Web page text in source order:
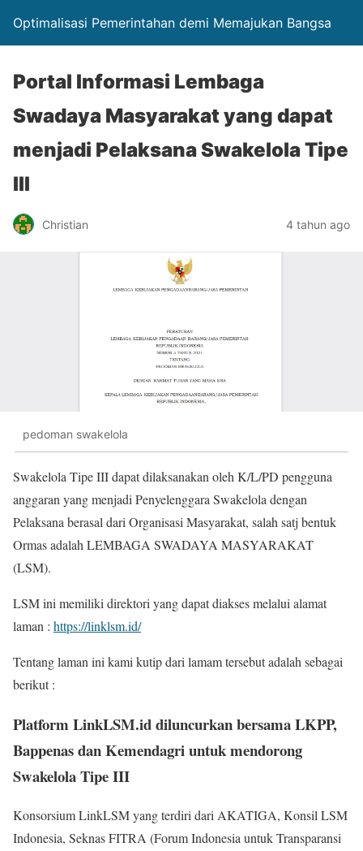
Optimalisasi Pemerintahan demi Memajukan Bangsa
Portal Informasi Lembaga
Swadaya Masyarakat yang dapat
menjadi Pelaksana Swakelola Tipe
III
Christian 4 tahun ago
pedoman swakelola
Swakelola Tipe III dapat dilaksanakan oleh K/L/PD pengguna
anggaran yang menjadi Penyelenggara Swakelola dengan
Pelaksana berasal dari Organisasi Masyarakat, salah satj bentuk
Ormas adalah LEMBAGA SWADAYA MASYARAKAT
(LSM).
LSM ini memiliki direktori yang dapat diakses melalui alamat
laman : https://linklsm.id/
Tentang laman ini kami kutip dari lamam tersebut adalah sebagai
berikut :
Platform LinkLSM.id diluncurkan bersama LKPP,
Bappenas dan Kemendagri untuk mendorong
Swakelola Tipe III
Konsorsium LinkLSM yang terdiri dari AKATIGA, Konsil LSM
Indonesia, Seknas FITRA (Forum Indonesia untuk Transparansi